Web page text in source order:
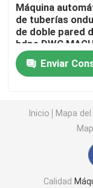
Máquina del
Máquina
Los PP atan
Máquina
Máquina
de tuberías
de doble pared
hdpe DWC
de tuberías de
de hdpeEnviar
Inicio Mapa
Calidad